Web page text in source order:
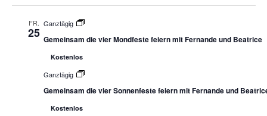
FR.
25
Ganztägig
Gemeinsam die vier Mondfeste feiern mit Fernande und Beatrice
Kostenlos
Ganztägig
Gemeinsam die vier Sonnenfeste feiern mit Fernande und
Kostenlos